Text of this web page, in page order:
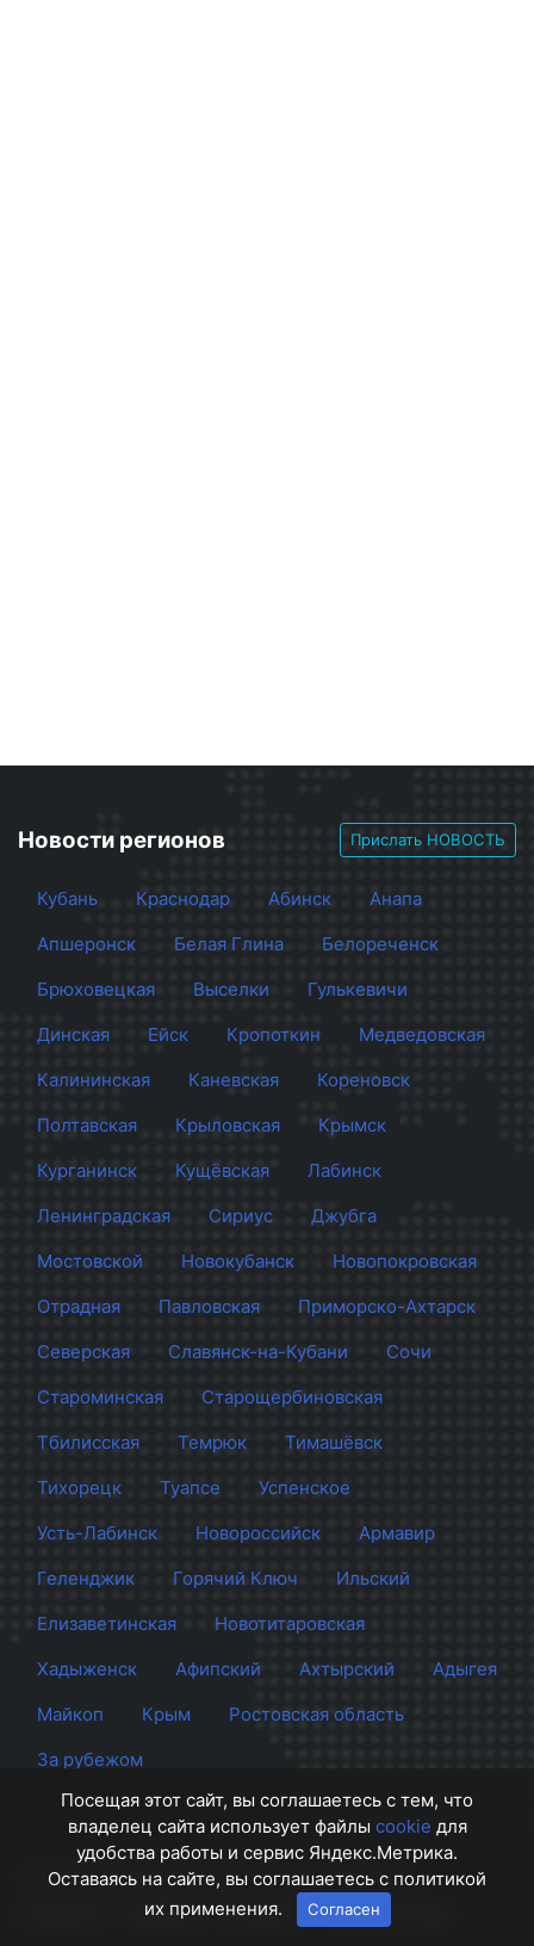
Новости регионов Прислать НОВОСТЬ
Кубань Краснодар Абинск
Анапа
Апшеронск
Белая Глина
Белореченск
Брюховецкая
Выселки
Гулькевичи
Динская
Ейск Кропоткин
Медведовская
Калининская
Каневская
Кореновск
Полтавская
Крыловская
Крымск
Курганинск
Кущёвская
Лабинск
Ленинградская
Сириус
Джубга
Мостовской
Новокубанск
Новопокровская
Отрадная
Павловская
Приморско-Ахтарск
Северская
Славянск-на-Кубани
Сочи
Староминская
Старощербиновская
Тбилисская
Темрюк
Тимашёвск
Тихорецк
Туапсе
Успенское
Усть-Лабинск
Новороссийск
Армавир
Геленджик
Горячий Ключ
Ильский
Елизаветинская
Новотитаровская
Хадыженск
Афипский Ахтырский
Адыгея
Майкоп
Крым
Ростовская область
За рубежом
Сайт Краснодара
© 2012 - 2026 СМИ Кубани
Правила Контакты Напишите нам
Посещая этот сайт, вы соглашаетесь с тем, что
владелец сайта использует файлы cookie для
удобства работы и сервис Яндекс.Метрика.
Оставаясь на сайте, вы соглашаетесь с политикой
их применения.
Согласен